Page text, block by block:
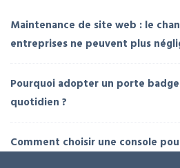
Maintenance de site web : le
entreprises ne peuvent plus
Pourquoi adopter un porte
quotidien ?
Comment choisir une console